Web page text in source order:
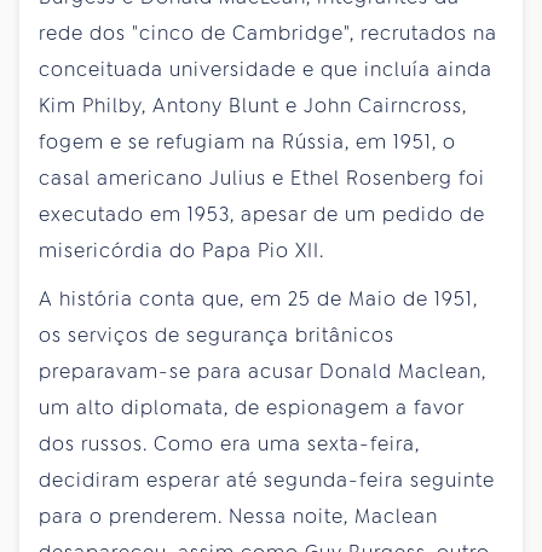
rede dos "cinco de Cambridge", recrutados na
conceituada universidade e que incluía ainda
Kim Philby, Antony Blunt e John Cairncross,
fogem e se refugiam na Rússia, em 1951, o
casal americano Julius e Ethel Rosenberg foi
executado em 1953, apesar de um pedido de
misericórdia do Papa Pio XII.
A história conta que, em 25 de Maio de 1951,
os serviços de segurança britânicos
preparavam-se para acusar Donald Maclean,
um alto diplomata, de espionagem a favor
dos russos. Como era uma sexta-feira,
decidiram esperar até segunda-feira seguinte
para o prenderem. Nessa noite, Maclean